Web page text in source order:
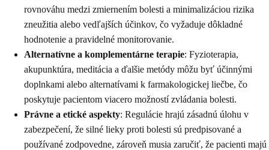
rovnováhu medzi zmiernením bolesti a minimalizáciou rizika
zneužitia alebo vedľajších účinkov, čo vyžaduje dôkladné
hodnotenie a pravidelné monitorovanie.
Alternatívne a komplementárne terapie: Fyzioterapia,
akupunktúra, meditácia a ďalšie metódy môžu byť účinnými
doplnkami alebo alternatívami k farmakologickej liečbe, čo
poskytuje pacientom viacero možností zvládania bolesti.
Právne a etické aspekty: Regulácie hrajú zásadnú úlohu v
zabezpečení, že silné lieky proti bolesti sú predpisované a
používané zodpovedne, zároveň musia zaručiť, že pacienti majú